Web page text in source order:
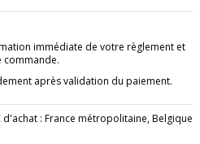
immédiate de votre règlement et
commande.
après validation du paiement.
: France métropolitaine, Belgique